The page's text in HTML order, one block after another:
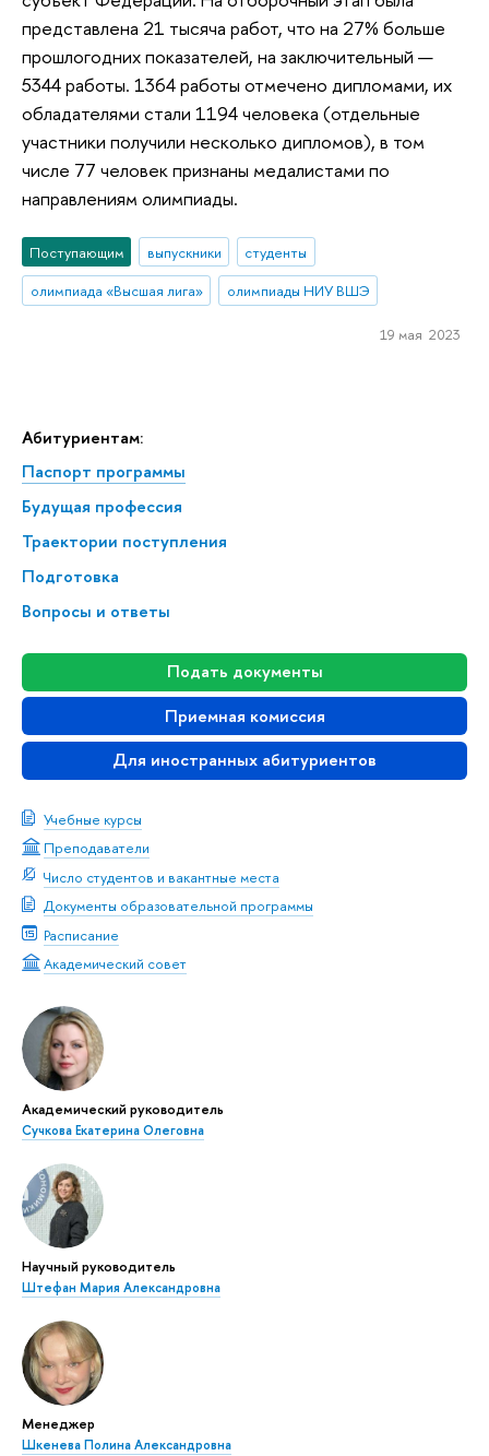
Абитуриентам:
Паспорт программы
Будущая профессия
Траектории поступления
Подготовка
Вопросы и ответы
Подать документы
Приемная комиссия
Для иностранных абитуриентов
Учебные курсы
Преподаватели
Число студентов и вакантные места
Документы образовательной программы
Расписание
Академический совет
Академический руководитель
Сучкова Екатерина Олеговна
Научный руководитель
Штефан Мария Александровна
Менеджер
Шкенева Полина Александровна
представлена 21 тысяча работ, что на 27% больше
прошлогодних показателей, на заключительный —
5344 работы. 1364 работы отмечено дипломами, их
обладателями стали 1194 человека (отдельные
участники получили несколько дипломов), в том
числе 77 человек признаны медалистами по
направлениям олимпиады.
Поступающим выпускники
студенты
олимпиада «Высшая лига»
олимпиады НИУ ВШЭ
19 мая 2023